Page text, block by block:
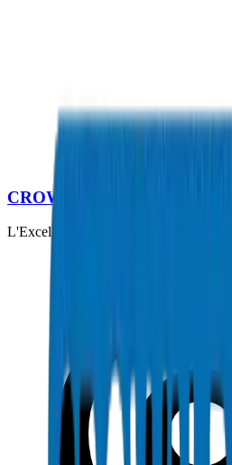
Télécharger le Catalogue
CROWN PLASTIC PIPES /
L'Excellence dans Chaque Tuyau